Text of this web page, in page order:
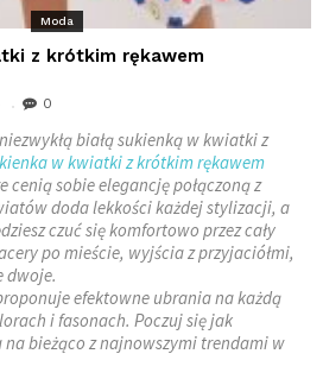
Moda
z krótkim rękawem
0
białą sukienką w kwiatki z
w kwiatki z krótkim rękawem
sobie elegancję połączoną z
doda lekkości każdej stylizacji, a
czuć się komfortowo przez cały
po mieście, wyjścia z przyjaciółmi,
dwoje.
efektowne ubraniana każdą
i fasonach. Poczuj się jak
bieżąco z najnowszymi trendami w